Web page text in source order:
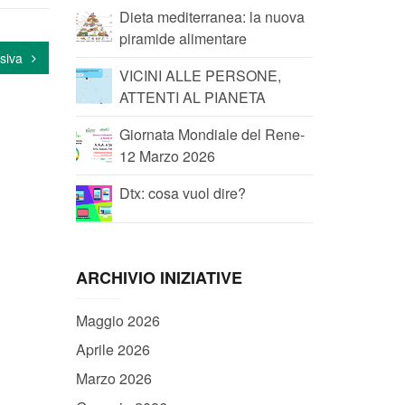
Dieta mediterranea: la nuova
piramide alimentare
VICINI ALLE PERSONE,
ATTENTI AL PIANETA
Giornata Mondiale del Rene-
12 Marzo 2026
Dtx: cosa vuol dire?
ARCHIVIO INIZIATIVE
Maggio 2026
Aprile 2026
Marzo 2026